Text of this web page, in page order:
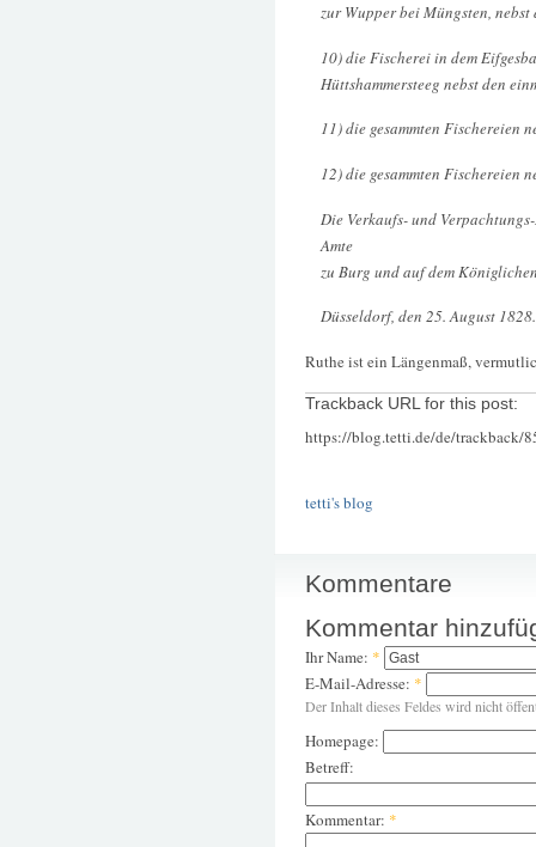
zur Wupper bei Müngsten,
10) die Fischerei in dem
Hüttshammersteeg nebst den
11) die gesammten Fischereien
12) die gesammten Fischereien
Die Verkaufs- und
Amte
zu Burg und auf dem
Düsseldorf, den 25. August 1828.
Ruthe ist ein Längenmaß,
Trackback URL for this post:
https://blog.tetti.de/de/trackback/
tetti's blog
Kommentare
Kommentar
Ihr Name: *
E-Mail-Adresse: *
Der Inhalt dieses Feldes wird nicht
Homepage:
Betreff:
Kommentar: *